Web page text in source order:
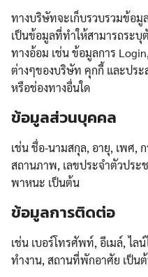
ทางบริษัทจะเก็บรวบรวมข้อมู
เป็นข้อมูลที่ทำให้สามารถระบุ
ทางอ้อม เช่น ข้อมูลการ
ต่างๆของบริษัท คุกกี้ และประ
หรือช่องทางอื่นใด
ข้อมูลส่วนบุคคล
เช่น ชื่อ-นามสกุล, อายุ, เพศ,
สถานภาพ, เลขประจำตัวประ
พาหนะ เป็นต้น
ข้อมูลการติดต่อ
เช่น เบอร์โทรศัพท์, อีเมล์, ไล
ทำงาน, สถานที่พักอาศัย เป็น